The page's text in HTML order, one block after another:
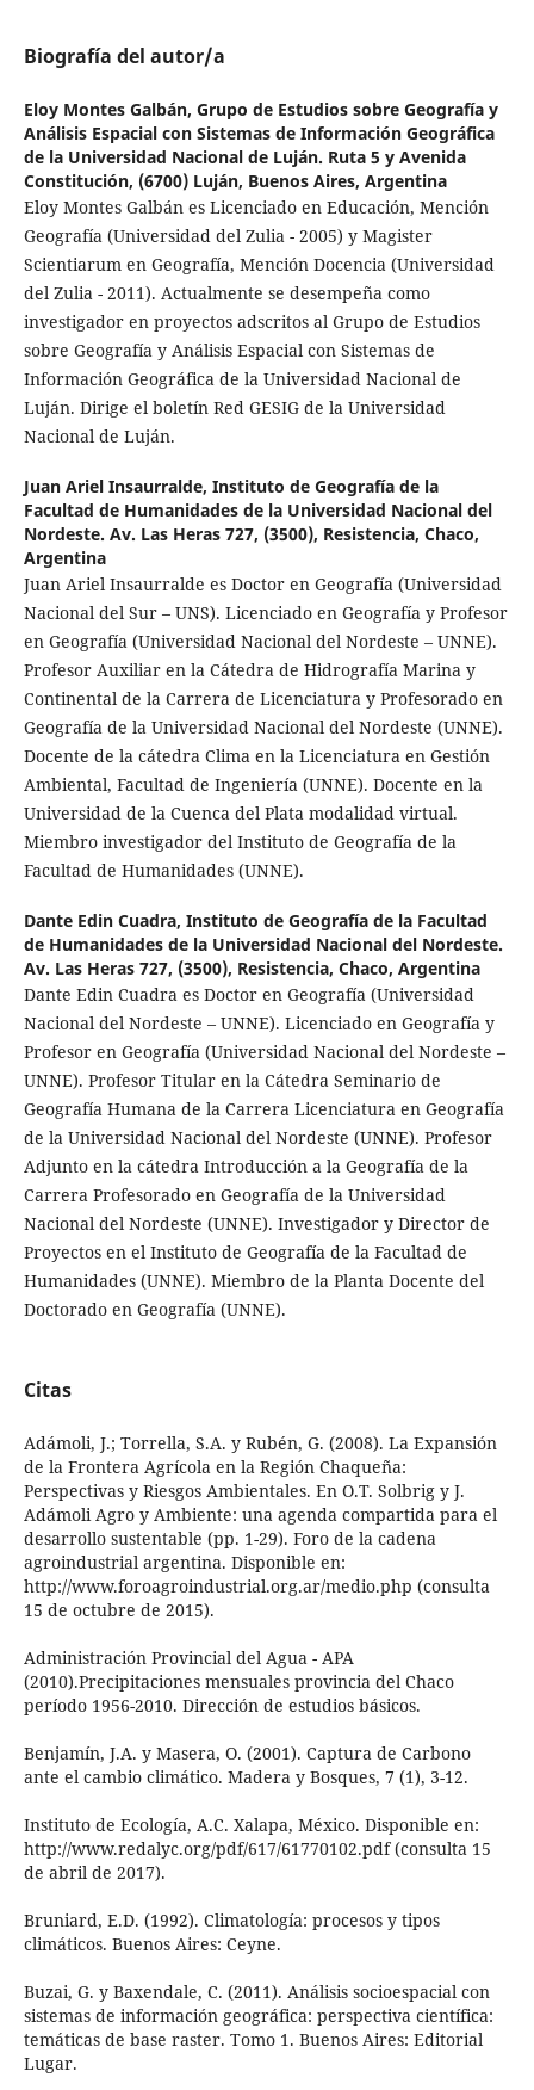
Biografía del autor/a
Eloy Montes Galbán, Grupo de Estudios sobre Geografía y
Análisis Espacial con Sistemas de Información Geográfica
de la Universidad Nacional de Luján. Ruta 5 y Avenida
Constitución, (6700) Luján, Buenos Aires, Argentina
Eloy Montes Galbán es Licenciado en Educación, Mención
Geografía (Universidad del Zulia - 2005) y Magister
Scientiarum en Geografía, Mención Docencia (Universidad
del Zulia - 2011). Actualmente se desempeña como
investigador en proyectos adscritos al Grupo de Estudios
sobre Geografía y Análisis Espacial con Sistemas de
Información Geográfica de la Universidad Nacional de
Luján. Dirige el boletín Red GESIG de la Universidad
Nacional de Luján.
Juan Ariel Insaurralde, Instituto de Geografía de la
Facultad de Humanidades de la Universidad Nacional del
Nordeste. Av. Las Heras 727, (3500), Resistencia, Chaco,
Argentina
Juan Ariel Insaurralde es Doctor en Geografía (Universidad
Nacional del Sur – UNS). Licenciado en Geografía y Profesor
en Geografía (Universidad Nacional del Nordeste – UNNE).
Profesor Auxiliar en la Cátedra de Hidrografía Marina y
Continental de la Carrera de Licenciatura y Profesorado en
Geografía de la Universidad Nacional del Nordeste (UNNE).
Docente de la cátedra Clima en la Licenciatura en Gestión
Ambiental, Facultad de Ingeniería (UNNE). Docente en la
Universidad de la Cuenca del Plata modalidad virtual.
Miembro investigador del Instituto de Geografía de la
Facultad de Humanidades (UNNE).
Dante Edin Cuadra, Instituto de Geografía de la Facultad
de Humanidades de la Universidad Nacional del Nordeste.
Av. Las Heras 727, (3500), Resistencia, Chaco, Argentina
Dante Edin Cuadra es Doctor en Geografía (Universidad
Nacional del Nordeste – UNNE). Licenciado en Geografía y
Profesor en Geografía (Universidad Nacional del Nordeste –
UNNE). Profesor Titular en la Cátedra Seminario de
Geografía Humana de la Carrera Licenciatura en Geografía
de la Universidad Nacional del Nordeste (UNNE). Profesor
Adjunto en la cátedra Introducción a la Geografía de la
Carrera Profesorado en Geografía de la Universidad
Nacional del Nordeste (UNNE). Investigador y Director de
Proyectos en el Instituto de Geografía de la Facultad de
Humanidades (UNNE). Miembro de la Planta Docente del
Doctorado en Geografía (UNNE).
Citas
Adámoli, J.; Torrella, S.A. y Rubén, G. (2008). La Expansión
de la Frontera Agrícola en la Región Chaqueña:
Perspectivas y Riesgos Ambientales. En O.T. Solbrig y J.
Adámoli Agro y Ambiente: una agenda compartida para el
desarrollo sustentable (pp. 1-29). Foro de la cadena
agroindustrial argentina. Disponible en:
http://www.foroagroindustrial.org.ar/medio.php (consulta
15 de octubre de 2015).
Administración Provincial del Agua - APA
(2010).Precipitaciones mensuales provincia del Chaco
período 1956-2010. Dirección de estudios básicos.
Benjamín, J.A. y Masera, O. (2001). Captura de Carbono
ante el cambio climático. Madera y Bosques, 7 (1), 3-12.
Instituto de Ecología, A.C. Xalapa, México. Disponible en:
http://www.redalyc.org/pdf/617/61770102.pdf (consulta 15
de abril de 2017).
Bruniard, E.D. (1992). Climatología: procesos y tipos
climáticos. Buenos Aires: Ceyne.
Buzai, G. y Baxendale, C. (2011). Análisis socioespacial con
sistemas de información geográfica: perspectiva científica:
temáticas de base raster. Tomo 1. Buenos Aires: Editorial
Lugar.